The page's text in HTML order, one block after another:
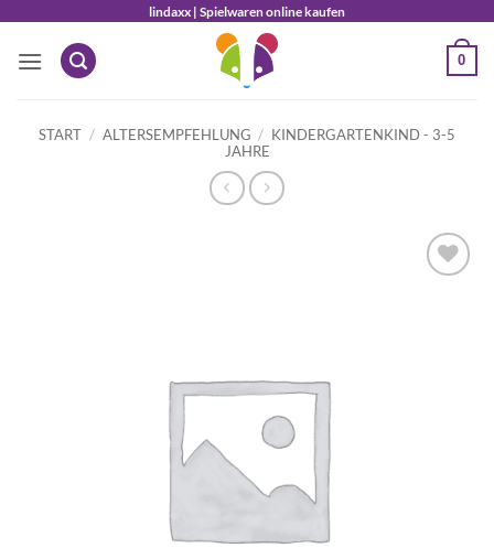
springen
lindaxx | Spielwaren online kaufen
0
START / ALTERSEMPFEHLUNG / KINDERGARTENKIND - 3-5
JAHRE